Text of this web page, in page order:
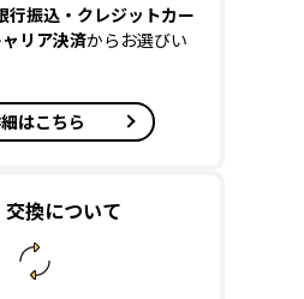
行振込・クレジットカー
リア決済からお選びい
はこちら
換について